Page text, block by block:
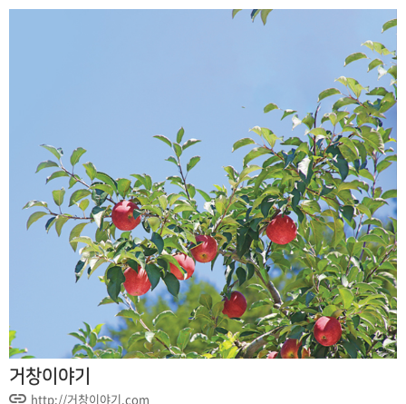
거창이야기
http://거창이야기.com